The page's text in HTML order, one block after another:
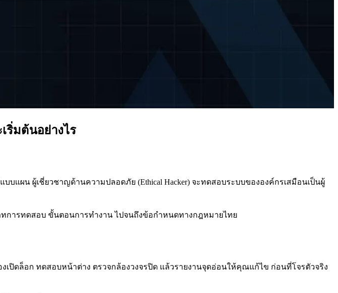
ริ่มต้นอย่างไร
แบบแผน ผู้เชี่ยวชาญด้านความปลอดภัย (Ethical Hacker) จะทดสอบระบบขององค์กรเสมือนเป็นผู้
การทดสอบ ขั้นตอนการทำงาน ไปจนถึงข้อกำหนดทางกฎหมายไทย
ปิดล็อก ทดสอบหน้าต่าง ตรวจกล้องวงจรปิด แล้วรายงานจุดอ่อนให้คุณแก้ไข ก่อนที่โจรตัวจริง